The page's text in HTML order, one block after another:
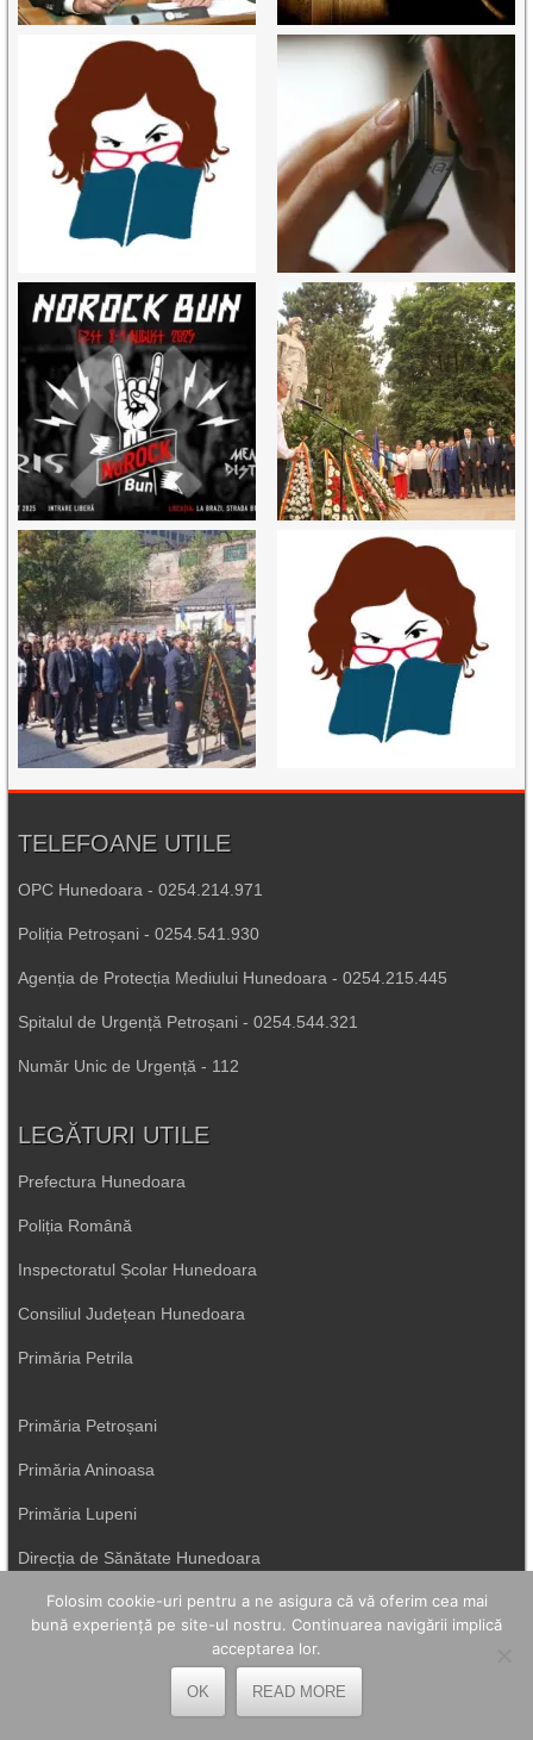
TELEFOANE UTILE
OPC Hunedoara - 0254.214.971
Poliția Petroșani - 0254.541.930
Agenția de Protecția Mediului Hunedoara - 0254.215.445
Spitalul de Urgență Petroșani - 0254.544.321
Număr Unic de Urgență - 112
LEGĂTURI UTILE
Prefectura Hunedoara
Poliția Română
Inspectoratul Școlar Hunedoara
Consiliul Județean Hunedoara
Primăria Petrila
Primăria Petroșani
Primăria Aninoasa
Primăria Lupeni
Direcția de Sănătate Hunedoara
Primăria Uricani
Folosim cookie-uri pentru a ne asigura că vă oferim cea mai
bună experiență pe site-ul nostru. Continuarea navigării implică
acceptarea lor.
OK READ MORE